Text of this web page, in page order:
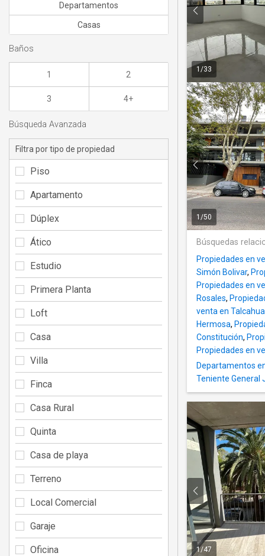
1 /33
1 /50
Búsquedas
Propiedades en
Simón Bolivar,
Propiedades en
Rosales,
venta en
Hermosa,
Constitución,
Propiedades en
Departamentos
Teniente General
1/47
Departamentos
Casas
Baños
1 2
3 4+
Búsqueda Avanzada
Filtra por tipo de propiedad
Piso
Apartamento
Dúplex
Ático
Estudio
Primera Planta
Loft
Casa
Villa
Finca
Casa Rural
Quinta
Casa de playa
Terreno
Local Comercial
Garaje
Oficina